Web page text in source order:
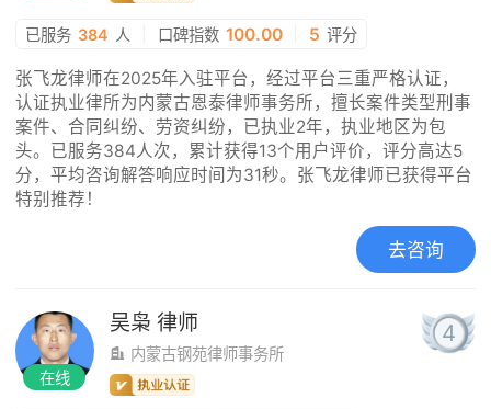
已服务 384 人 口碑指数 100.00 5 评分
张飞龙律师在2025年入驻平台，经过平台三重严格认证，
认证执业律所为内蒙古恩泰律师事务所，擅长案件类型刑事
案件、合同纠纷、劳资纠纷，已执业2年，执业地区为包
头。已服务384人次，累计获得13个用户评价，评分高达5
分，平均咨询解答响应时间为31秒。张飞龙律师已获得平台
特别推荐！
去咨询
在线
吴枭 律师
内蒙古钢苑律师事务所
4